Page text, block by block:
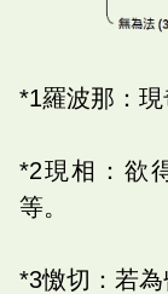
*1羅波那：現
*2現相：欲
等。
*3憿切：若為